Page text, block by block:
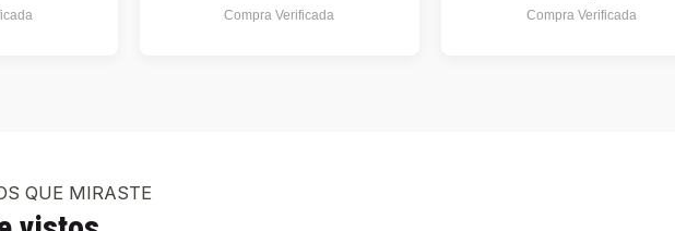
Compra Verificada Compra Verificada
QUE MIRASTE